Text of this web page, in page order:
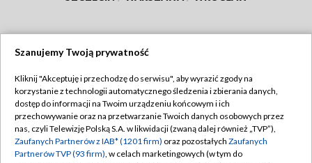
TVP
Abonament TVP
Emisja w TVP
Regulamin TVP
Polityka prywatności
Szanujemy Twoją prywatność
Kliknij "Akceptuję i przechodzę do serwisu", aby wyrazić zgody na
korzystanie z technologii automatycznego śledzenia i zbierania danych,
dostęp do informacji na Twoim urządzeniu końcowym i ich
przechowywanie oraz na przetwarzanie Twoich danych osobowych przez
nas, czyli Telewizję Polską S.A. w likwidacji (zwaną dalej również „TVP”),
Zaufanych Partnerów z IAB* (1201 firm) oraz pozostałych Zaufanych
Partnerów TVP (93 firm), w celach marketingowych (w tym do